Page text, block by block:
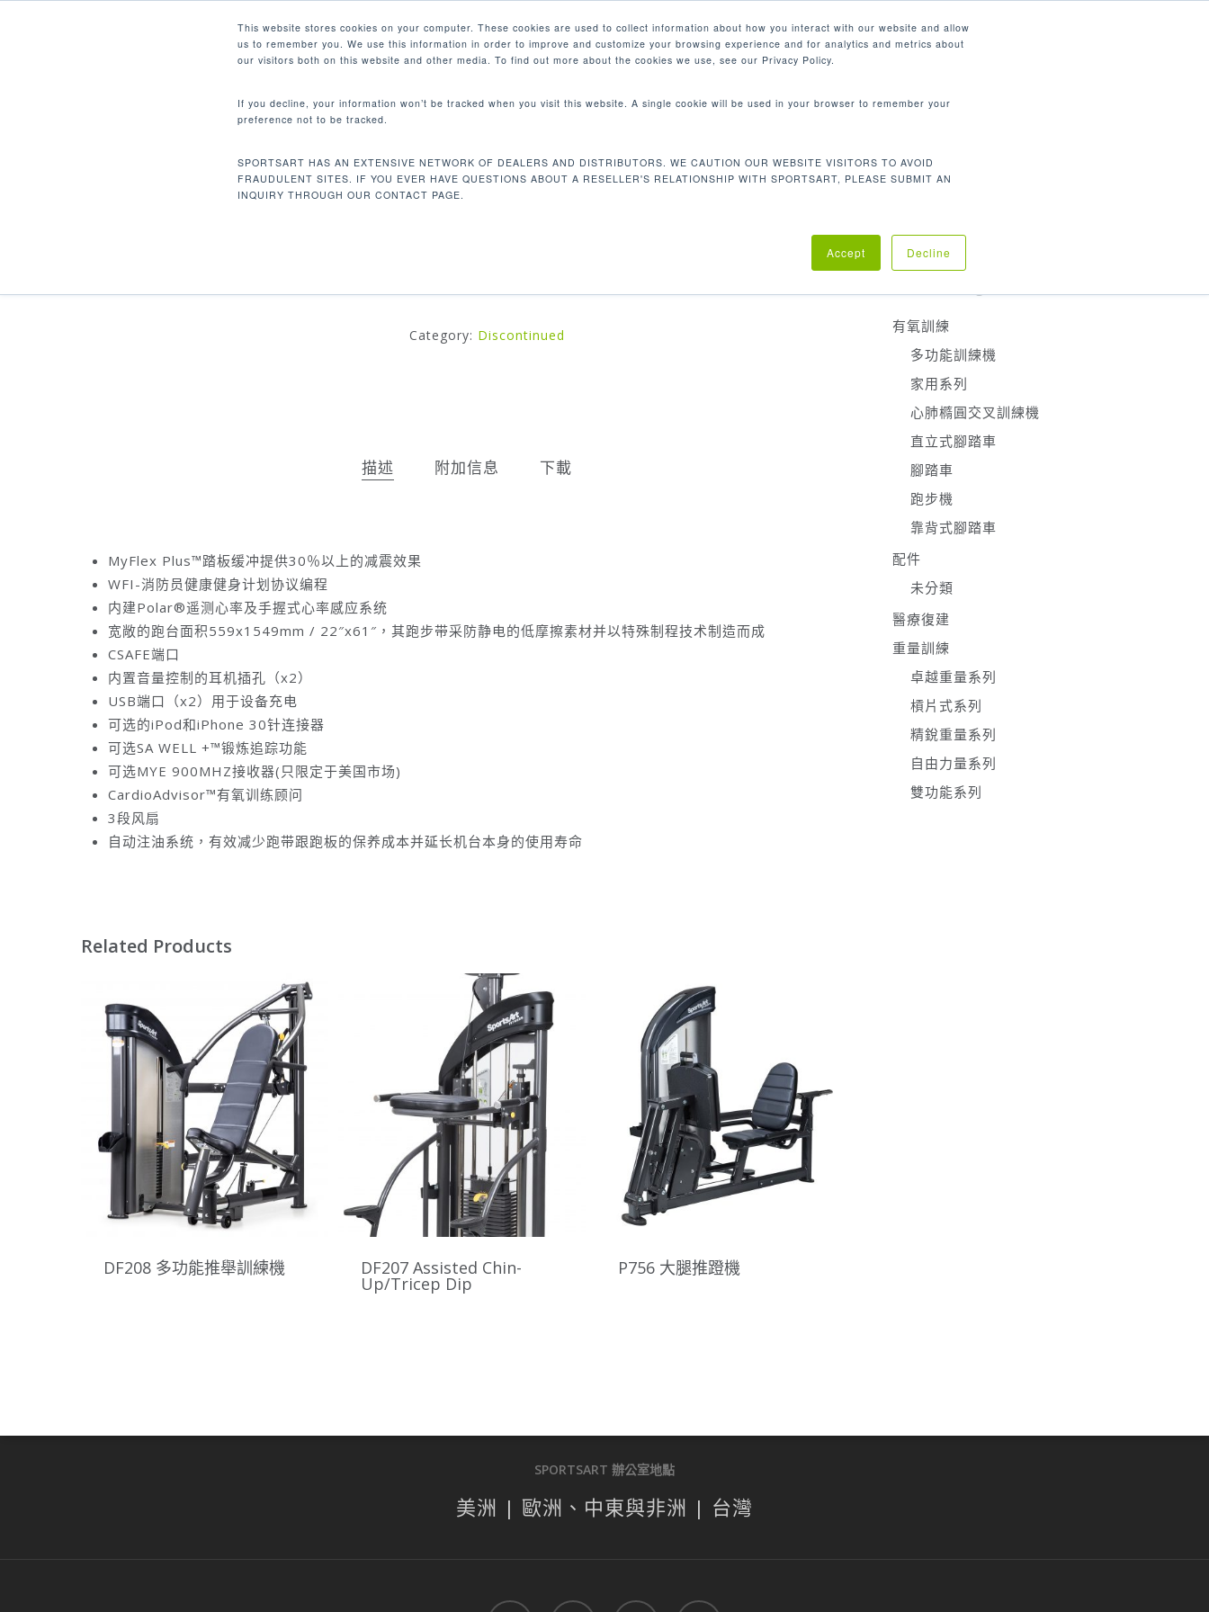
This website stores cookies on your computer. These cookies are used to collect information about how you interact with our website and allow
us to remember you. We use this information in order to improve and customize your browsing experience and for analytics and metrics about
our visitors both on this website and other media. To find out more about the cookies we use, see our Privacy Policy.
If you decline, your information won’t be tracked when you visit this website. A single cookie will be used in your browser to remember your
preference not to be tracked.
SPORTSART HAS AN EXTENSIVE NETWORK OF DEALERS AND DISTRIBUTORS. WE CAUTION OUR WEBSITE VISITORS TO AVOID
FRAUDULENT SITES. IF YOU EVER HAVE QUESTIONS ABOUT A RESELLER'S RELATIONSHIP WITH SPORTSART, PLEASE SUBMIT AN
INQUIRY THROUGH OUR CONTACT PAGE.
Accept Decline
LinkedIn
Hit enter to search or ESC to close
產品 市場
T645 跑步機
SportsArt跑步機提供自動注油潤滑系統，帶有堅固跑步平台的框架，
Category: Discontinued
描述 附加信息 下載
MyFlex Plus™踏板缓冲提供30％以上的减震效果
WFI-消防员健康健身计划协议编程
内建Polar®遥测心率及手握式心率感应系统
宽敞的跑台面积559x1549mm / 22″x61″，其跑步带采防静电的低摩擦素材并以特殊制程技术制造而成
CSAFE端口
内置音量控制的耳机插孔（x2）
USB端口（x2）用于设备充电
可选的iPod和iPhone 30针连接器
可选SA WELL +™锻炼追踪功能
可选MYE 900MHZ接收器(只限定于美国市场)
CardioAdvisor™有氧训练顾问
3段风扇
自动注油系统，有效减少跑带跟跑板的保养成本并延长机台本身的使用寿命
Related Products
DF208 多功能推舉訓練機 DF207 Assisted Chin-
Up/Tricep Dip
P756 大腿推蹬機
有氧訓練
有氧訓練
多功能訓練機
家用系列
心肺橢圓交叉訓練機
直立式腳踏車
腳踏車
跑步機
靠背式腳踏車
配件
未分類
醫療復建
重量訓練
卓越重量系列
槓片式系列
精銳重量系列
自由力量系列
雙功能系列
SPORTSART 辦公室地點
美洲 | 歐洲、中東與非洲 | 台灣